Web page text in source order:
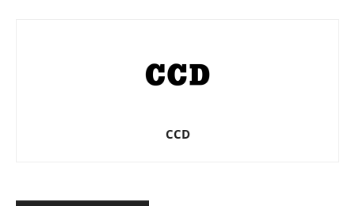
CCD